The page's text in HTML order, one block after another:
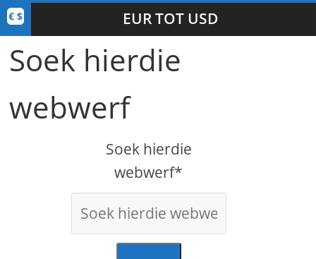
EUR TOT USD
Soek hierdie
webwerf
Soek hierdie
webwerf*